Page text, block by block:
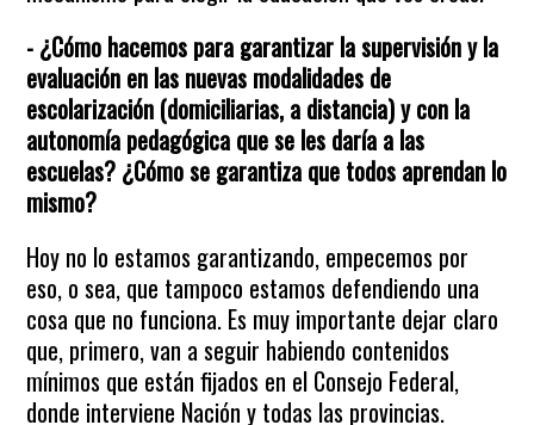
- ¿Cómo hacemos para garantizar la supervisión y la
evaluación en las nuevas modalidades de
escolarización (domiciliarias, a distancia) y con la
autonomía pedagógica que se les daría a las
escuelas? ¿Cómo se garantiza que todos aprendan lo
mismo?
Hoy no lo estamos garantizando, empecemos por
eso, o sea, que tampoco estamos defendiendo una
cosa que no funciona. Es muy importante dejar claro
que, primero, van a seguir habiendo contenidos
mínimos que están fijados en el Consejo Federal,
donde interviene Nación y todas las provincias.